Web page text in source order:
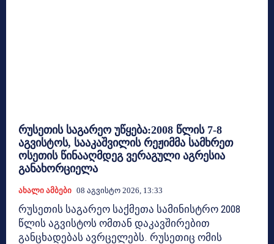
რუსეთის საგარეო უწყება:2008 წლის 7-8
აგვისტოს, სააკაშვილის რეჟიმმა სამხრეთ
ოსეთის წინააღმდეგ ვერაგული აგრესია
განახორციელა
Ახალი Ამბები 08 Აგვისტო 2026, 13:33
რუსეთის საგარეო საქმეთა სამინისტრო 2008
წლის აგვისტოს ომთან დაკავშირებით
განცხადებას ავრცელებს. რუსეთიც ომის